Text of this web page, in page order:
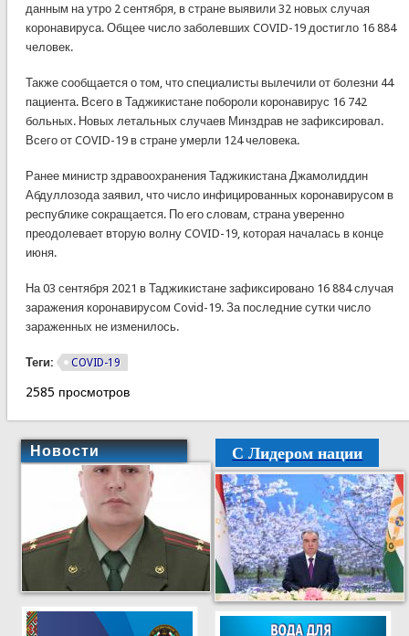
данным на утро 2 сентября, в стране выявили 32 новых случая
коронавируса. Общее число заболевших COVID-19 достигло 16 884
человек.
Также сообщается о том, что специалисты вылечили от болезни 44
пациента. Всего в Таджикистане побороли коронавирус 16 742
больных. Новых летальных случаев Минздрав не зафиксировал.
Всего от COVID-19 в стране умерли 124 человека.
Ранее министр здравоохранения Таджикистана Джамолиддин
Абдуллозода заявил, что число инфицированных коронавирусом в
республике сокращается. По его словам, страна уверенно
преодолевает вторую волну COVID-19, которая началась в конце
июня.
На 03 сентября 2021 в Таджикистане зафиксировано 16 884 случая
заражения коронавирусом Covid-19. За последние сутки число
зараженных не изменилось.
Теги: COVID-19
2585 просмотров
Новости С Лидером нации